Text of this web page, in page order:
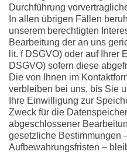
Durchführung
In allen übrigen Fällen
unserem berechtigten
Bearbeitung der an uns
lit. f DSGVO) oder auf Ihrer
DSGVO) sofern diese
Die von Ihnen im
verbleiben bei uns, bis Sie
Ihre Einwilligung zur
Zweck für die
abgeschlossener
gesetzliche Bestimmungen
Aufbewahrungsfristen –